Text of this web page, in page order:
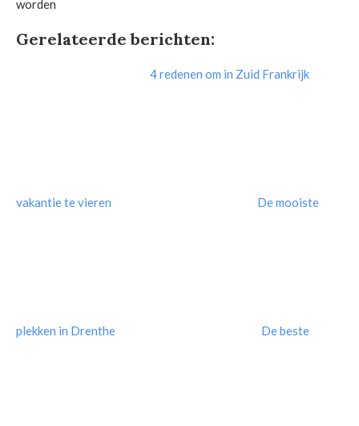
worden
Gerelateerde berichten:
4 redenen om in Zuid Frankrijk
vakantie te vieren De mooiste
plekken in Drenthe De beste